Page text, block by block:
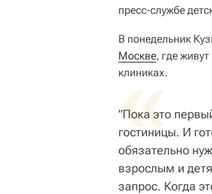
пресс-службе
В понедельник
Москве, где
клиниках.
«
"Пока это
гостиницы. И
обязательно
взрослым и
запрос. Когда